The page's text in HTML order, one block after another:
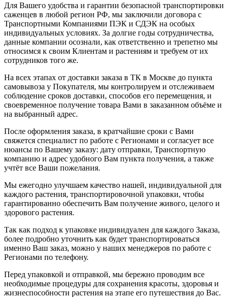
Для Вашего удобства и гарантии безопасной транспортировки
саженцев в любой регион РФ, мы заключили договора с
Транспортными Компаниями ПЭК и СДЭК на особых
индивидуальных условиях. За долгие годы сотрудничества,
данные компании осознали, как ответственно и трепетно мы
относимся к своим Клиентам и растениям и требуем от их
сотрудников того же.
На всех этапах от доставки заказа в ТК в Москве до пункта
самовывоза у Покупателя, мы контролируем и отслеживаем
соблюдение сроков доставки, способов его перемещения, и
своевременное получение товара Вами в заказанном объёме и
на выбранный адрес.
После оформления заказа, в кратчайшие сроки с Вами
свяжется специалист по работе с Регионами и согласует все
нюансы по Вашему заказу: дату отправки, Транспортную
компанию и адрес удобного Вам пункта получения, а также
учтёт все Ваши пожелания.
Мы ежегодно улучшаем качество нашей, индивидуальной для
каждого растения, транспортировочной упаковки, чтобы
гарантированно обеспечить Вам получение живого, целого и
здорового растения.
Так как подход к упаковке индивидуален для каждого Заказа,
более подробно уточнить как будет транспортироваться
именно Ваш заказ, можно у наших менеджеров по работе с
Регионами по телефону.
Перед упаковкой и отправкой, мы бережно проводим все
необходимые процедуры для сохранения красоты, здоровья и
жизнеспособности растения на этапе его путешествия до Вас.